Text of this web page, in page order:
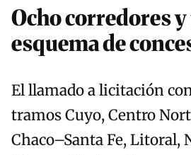
Ocho corredores
esquema de
El llamado a licitación
tramos Cuyo, Centro
Chaco–Santa Fe, Litoral,